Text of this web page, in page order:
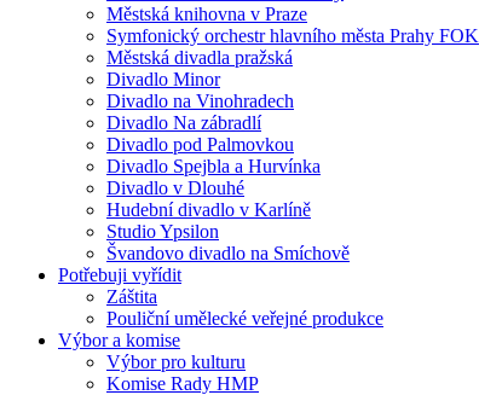
Městská knihovna v Praze
Symfonický orchestr hlavního města Prahy FOK
Městská divadla pražská
Divadlo Minor
Divadlo na Vinohradech
Divadlo Na zábradlí
Divadlo pod Palmovkou
Divadlo Spejbla a Hurvínka
Divadlo v Dlouhé
Hudební divadlo v Karlíně
Studio Ypsilon
Švandovo divadlo na Smíchově
Potřebuji vyřídit
Záštita
Pouliční umělecké veřejné produkce
Výbor a komise
Výbor pro kulturu
Komise Rady HMP